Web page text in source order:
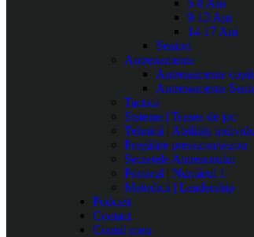
5-8 Ani
9-13 Ani
14-17 Ani
Seniori
Antrenamente
Antrenamente
Antrenamente
Tactică
Sisteme | Trasee de joc
Tehnică | Abilități
Pregătire presezon/sezon
Secretele Antrenorului
Portarul | Numărul 1
Metodică | Leadership
Podcast
Contact
Contul meu